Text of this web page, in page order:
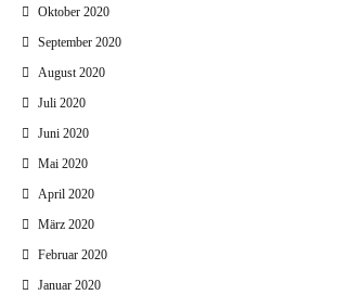
Oktober 2020
September 2020
August 2020
Juli 2020
Juni 2020
Mai 2020
April 2020
März 2020
Februar 2020
Januar 2020